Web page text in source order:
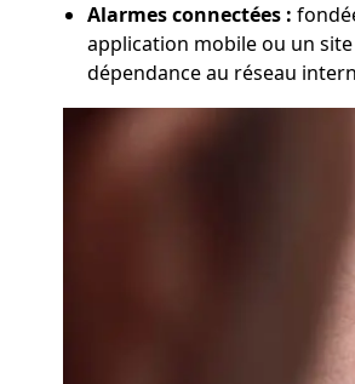
Alarmes connectées :
application mobile ou un
dépendance au réseau